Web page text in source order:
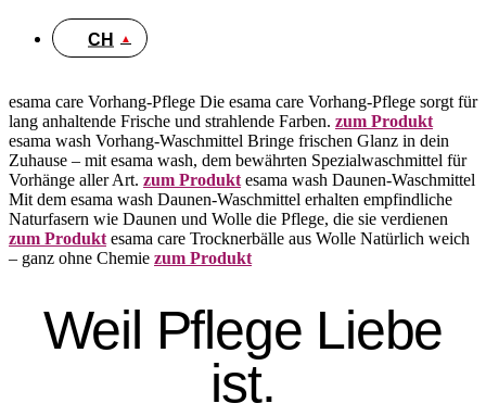
CH
esama care Vorhang-Pflege Die esama care Vorhang-Pflege sorgt für
lang anhaltende Frische und strahlende Farben. zum Produkt
esama wash Vorhang-Waschmittel Bringe frischen Glanz in dein
Zuhause – mit esama wash, dem bewährten Spezialwaschmittel für
Vorhänge aller Art. zum Produkt esama wash Daunen-Waschmittel
Mit dem esama wash Daunen-Waschmittel erhalten empfindliche
Naturfasern wie Daunen und Wolle die Pflege, die sie verdienen
zum Produkt esama care Trocknerbälle aus Wolle Natürlich weich
– ganz ohne Chemie zum Produkt
Weil Pflege Liebe
ist.